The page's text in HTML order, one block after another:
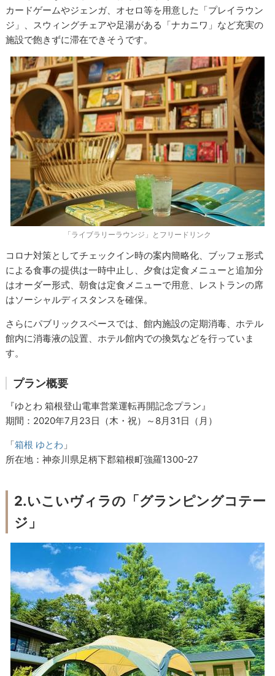
カードゲームやジェンガ、オセロ等を用意した「プレイラウン
ジ」、スウィングチェアや足湯がある「ナカニワ」など充実の
施設で飽きずに滞在できそうです。
「ライブラリーラウンジ」とフリードリンク
コロナ対策としてチェックイン時の案内簡略化、ブッフェ形式
による食事の提供は一時中止し、夕食は定食メニューと追加分
はオーダー形式、朝食は定食メニューで用意、レストランの席
はソーシャルディスタンスを確保。
さらにパブリックスペースでは、館内施設の定期消毒、ホテル
館内に消毒液の設置、ホテル館内での換気などを行っていま
す。
プラン概要
『ゆとわ 箱根登山電車営業運転再開記念プラン』
期間：2020年7月23日（木・祝）～8月31日（月）
「箱根 ゆとわ 」
所在地：神奈川県足柄下郡箱根町強羅1300-27
2.いこいヴィラの「グランピングコテー
ジ」